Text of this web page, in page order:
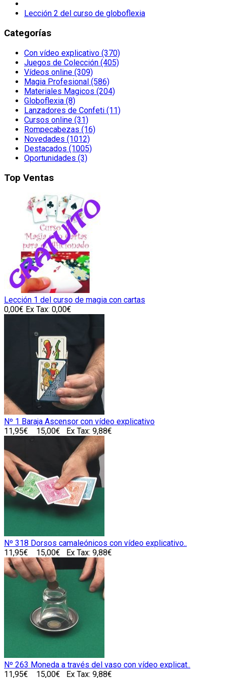
Lección 2 del curso de globoflexia
Categorías
Con vídeo explicativo (370)
Juegos de Colección (405)
Vídeos online (309)
Magia Profesional (586)
Materiales Magicos (204)
Globoflexia (8)
Lanzadores de Confeti (11)
Cursos online (31)
Rompecabezas (16)
Novedades (1012)
Destacados (1005)
Oportunidades (3)
Top Ventas
Lección 1 del curso de magia con cartas
0,00€ Ex Tax: 0,00€
Nº 1 Baraja Ascensor con vídeo explicativo
11,95€
15,00€ Ex Tax: 9,88€
Nº 318 Dorsos camaleónicos con vídeo explicativo..
11,95€
15,00€ Ex Tax: 9,88€
Nº 263 Moneda a través del vaso con vídeo explicat..
11,95€
15,00€ Ex Tax: 9,88€